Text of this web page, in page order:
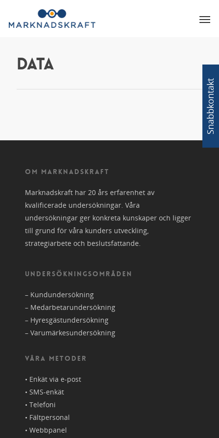
Data
OM MARKNADSKRAFT
Marknadskraft har 20 års erfarenhet av
kvalificerade undersökningar. Våra
undersökningar ger konkreta kunskaper och ligger
till grund för våra kunders utveckling,
strategiarbete och beslutsfattande.
UNDERSÖKNINGSOMRÅDEN
– Kundundersökning
– Medarbetarundersökning
– Hyresgästundersökning
– Varumärkesundersökning
VÅRA METODER
• Enkät via e-post
• SMS-enkät
• Telefoni
• Fältpersonal
• Webbpanel
Snabbkontakt